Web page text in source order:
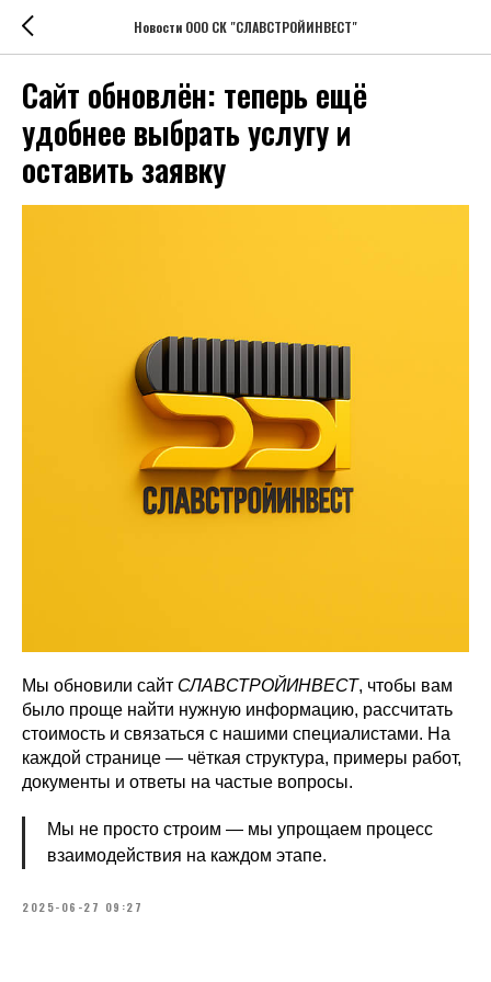
Новости ООО СК "СЛАВСТРОЙИНВЕСТ"
Сайт обновлён: теперь ещё
удобнее выбрать услугу и
оставить заявку
Мы обновили сайт СЛАВСТРОЙИНВЕСТ, чтобы вам
было проще найти нужную информацию, рассчитать
стоимость и связаться с нашими специалистами. На
каждой странице — чёткая структура, примеры работ,
документы и ответы на частые вопросы.
Мы не просто строим — мы упрощаем процесс
взаимодействия на каждом этапе.
2025-06-27 09:27